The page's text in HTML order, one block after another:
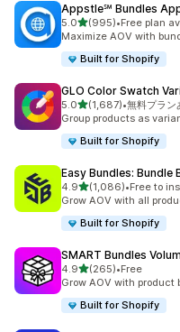
Appstle℠ Bundles
5.05つ星中
(995)
合計レビュー数：995件
•Free plan
Maximize AOV with
Built for Shopify
GLO Color Swatch
5.05つ星中
(1,687)
合計レビュー数：1687件
•無料プラン
Group products as
Built for Shopify
Easy Bundles: Bundle
4.95つ星中
(1,086)
合計レビュー数：1086件
•Free to
Grow AOV with all
Built for Shopify
SMART Bundles
4.95つ星中
(265)
合計レビュー数：265件
•Free
Grow AOV with
Built for Shopify